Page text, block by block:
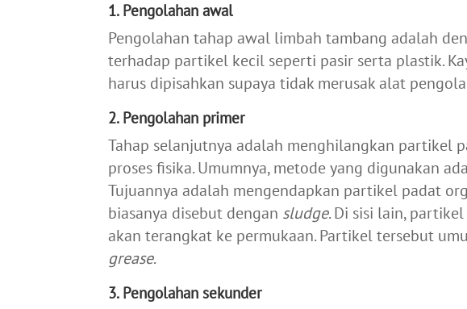
1. Pengolahan awal
Pengolahan tahap awal limbah tambang adalah
terhadap partikel kecil seperti pasir serta plastik.
harus dipisahkan supaya tidak merusak alat
2. Pengolahan primer
Tahap selanjutnya adalah menghilangkan partikel
proses fisika. Umumnya, metode yang digunakan
Tujuannya adalah mengendapkan partikel padat
biasanya disebut dengan sludge. Di sisi lain,
akan terangkat ke permukaan. Partikel tersebut
grease.
3. Pengolahan sekunder